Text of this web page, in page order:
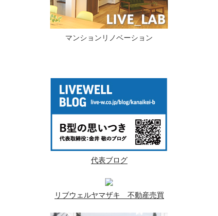
マンションリノベーション
代表ブログ
リブウェルヤマザキ 不動産売買